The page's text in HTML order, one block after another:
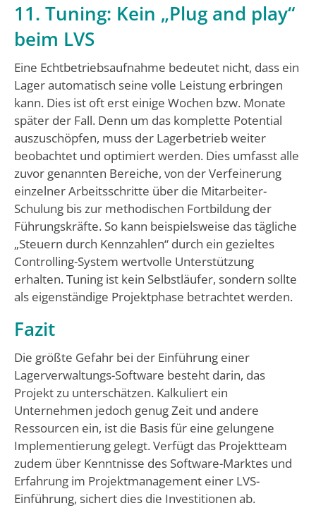
11. Tuning: Kein „Plug and play“
beim LVS
Eine Echtbetriebsaufnahme bedeutet nicht, dass ein
Lager automatisch seine volle Leistung erbringen
kann. Dies ist oft erst einige Wochen bzw. Monate
später der Fall. Denn um das komplette Potential
auszuschöpfen, muss der Lagerbetrieb weiter
beobachtet und optimiert werden. Dies umfasst alle
zuvor genannten Bereiche, von der Verfeinerung
einzelner Arbeitsschritte über die Mitarbeiter-
Schulung bis zur methodischen Fortbildung der
Führungskräfte. So kann beispielsweise das tägliche
„Steuern durch Kennzahlen“ durch ein gezieltes
Controlling-System wertvolle Unterstützung
erhalten. Tuning ist kein Selbstläufer, sondern sollte
als eigenständige Projektphase betrachtet werden.
Fazit
Die größte Gefahr bei der Einführung einer
Lagerverwaltungs-Software besteht darin, das
Projekt zu unterschätzen. Kalkuliert ein
Unternehmen jedoch genug Zeit und andere
Ressourcen ein, ist die Basis für eine gelungene
Implementierung gelegt. Verfügt das Projektteam
zudem über Kenntnisse des Software-Marktes und
Erfahrung im Projektmanagement einer LVS-
Einführung, sichert dies die Investitionen ab.